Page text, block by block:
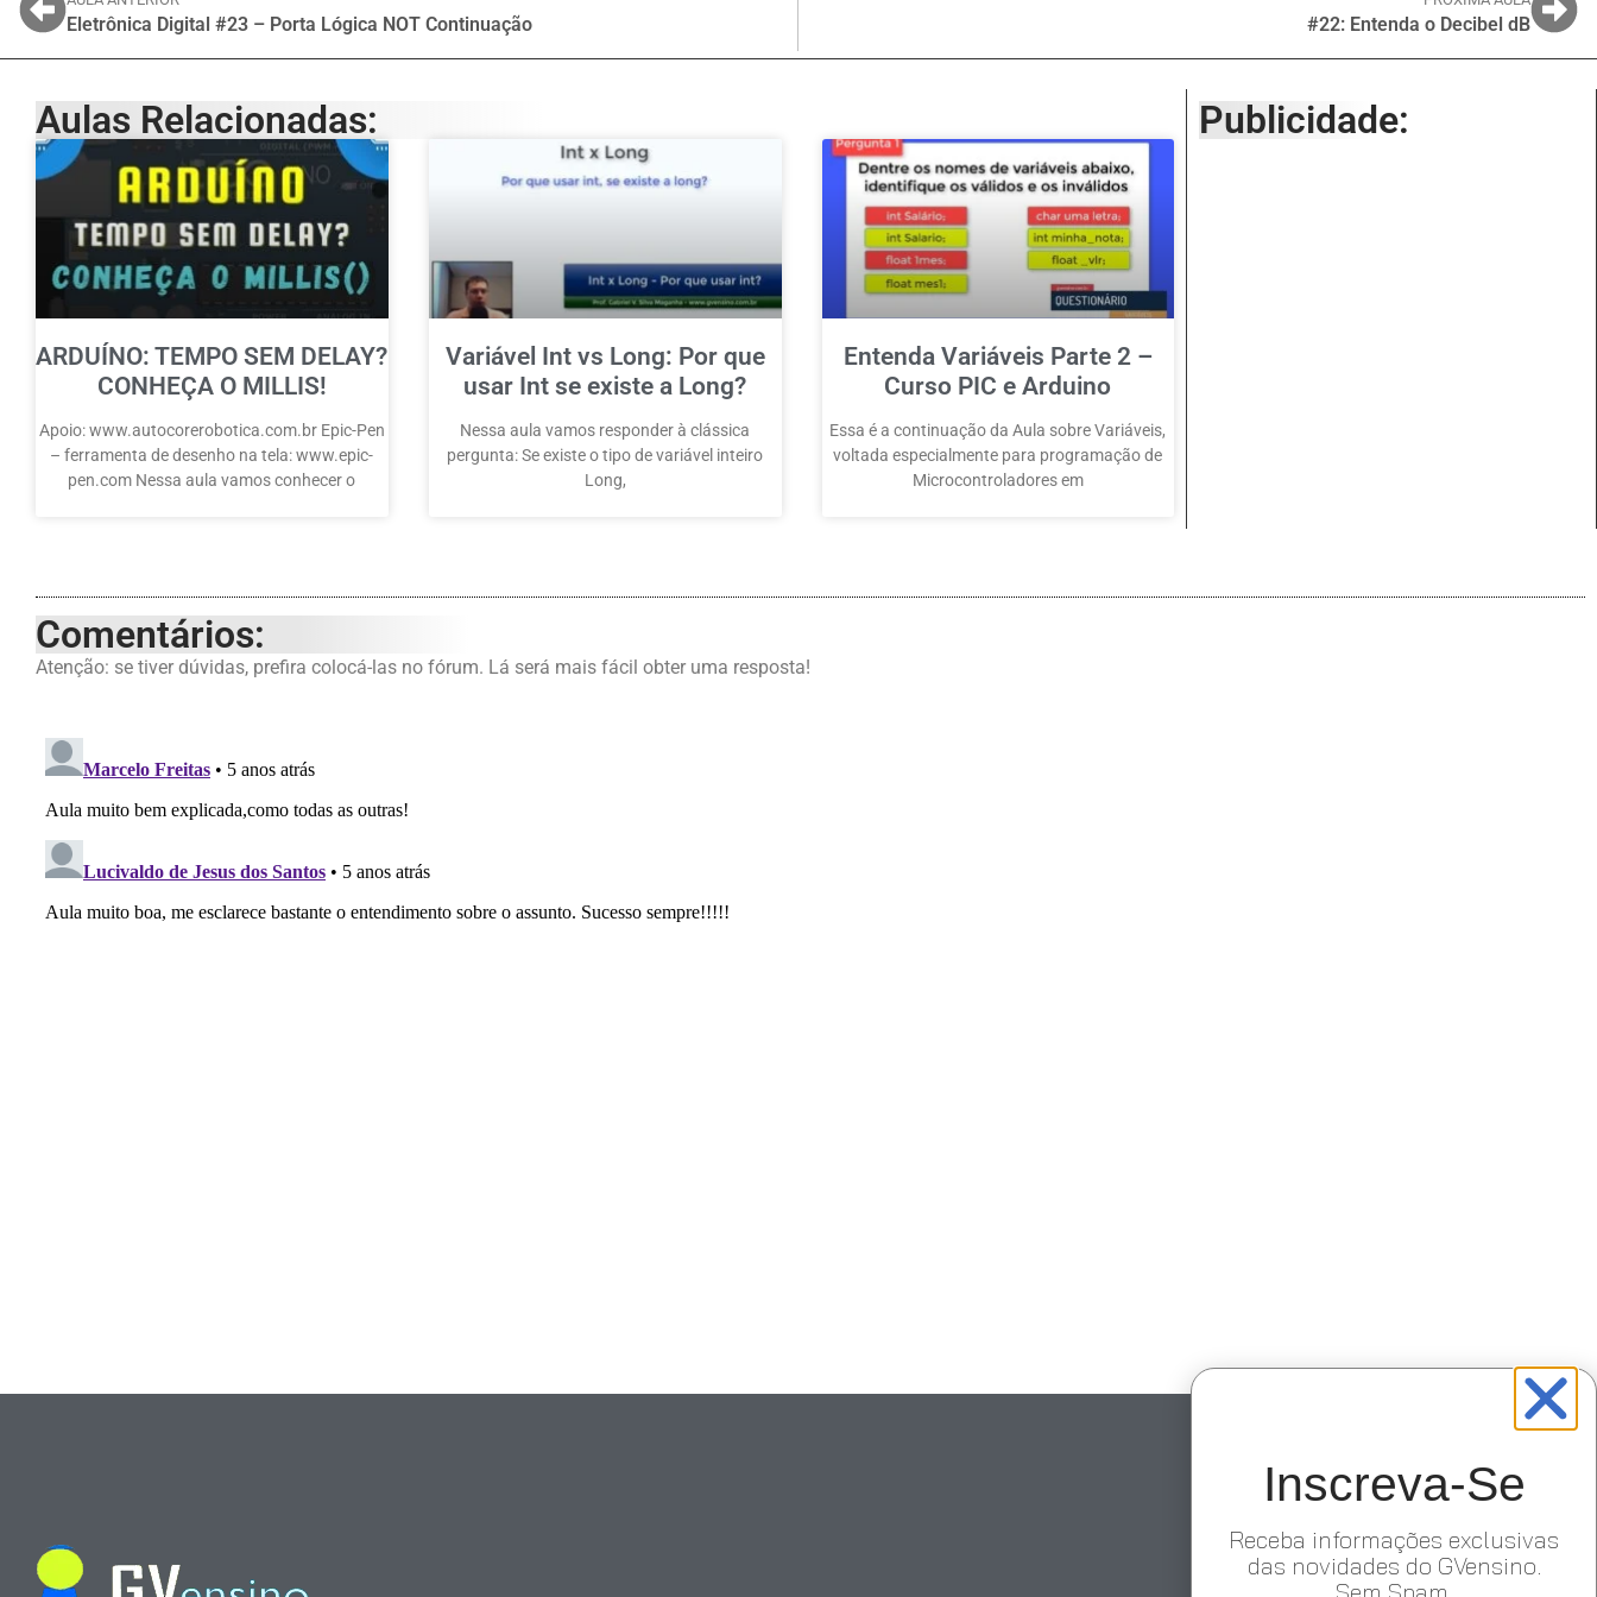
Eletrônica Digital #23 – Porta Lógica NOT Continuação #22: Entenda o Decibel dB
Aulas Relacionadas:
ARDUÍNO: TEMPO SEM DELAY?
CONHEÇA O MILLIS!
Apoio: www.autocorerobotica.com.br Epic-Pen
– ferramenta de desenho na tela: www.epic-
pen.com Nessa aula vamos conhecer o
Variável Int vs Long: Por que
usar Int se existe a Long?
Nessa aula vamos responder à clássica
pergunta: Se existe o tipo de variável inteiro
Long,
Entenda Variáveis Parte 2 –
Curso PIC e Arduino
Essa é a continuação da Aula sobre Variáveis,
voltada especialmente para programação de
Microcontroladores em
Publicidade:
Comentários:
Atenção: se tiver dúvidas, prefira colocá-las no fórum. Lá será mais fácil obter uma resposta!
Inscreva-Se
Receba informações exclusivas
das novidades do GVensino.